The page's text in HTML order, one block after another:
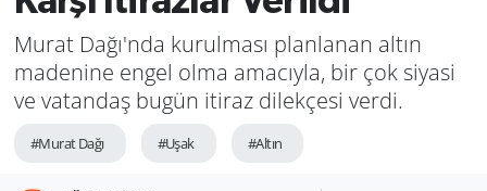
Murat Dağı'nda kurulması planlanan altın
madenine engel olma amacıyla, bir çok siyasi
ve vatandaş bugün itiraz dilekçesi verdi.
#Murat Dağı #Uşak #Altın
Haber Arşivi